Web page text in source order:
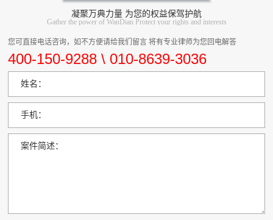
凝聚万典力量 为您的权益保驾护航
Gather the power of WanDian Protect your rights and interests
您可直接电话咨询，如不方便请给我们留言 将有专业律师为您回电解答
400-150-9288 \ 010-8639-3036
姓名：
手机：
案件简述：